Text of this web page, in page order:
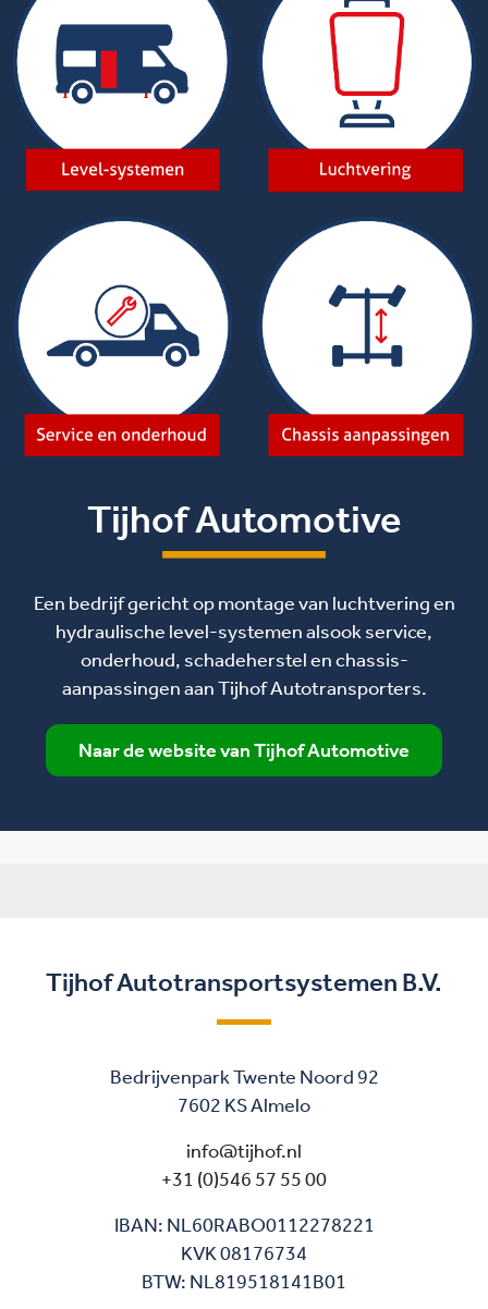
Tijhof Automotive
Een bedrijf gericht op montage van luchtvering en
hydraulische level-systemen alsook service,
onderhoud, schadeherstel en chassis-
aanpassingen aan Tijhof Autotransporters.
Naar de website van Tijhof Automotive
Tijhof Autotransportsystemen B.V.
Bedrijvenpark Twente Noord 92
7602 KS Almelo
info@tijhof.nl
+31 (0)546 57 55 00
IBAN: NL60RABO0112278221
KVK 08176734
BTW: NL819518141B01